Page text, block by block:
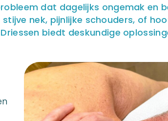
dat dagelijks ongemak en
nek, pijnlijke schouders, of
biedt deskundige